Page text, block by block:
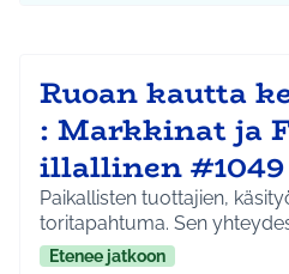
Ruoan kautta
: Markkinat ja
illallinen #1049
Paikallisten tuottajien,
toritapahtuma. Sen
Etenee jatkoon